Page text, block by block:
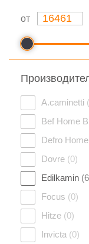
от
A.caminetti
Bef Home
Defro Home
Dovre (0)
Edilkamin
Focus (0)
Hitze (0)
Invicta (0)